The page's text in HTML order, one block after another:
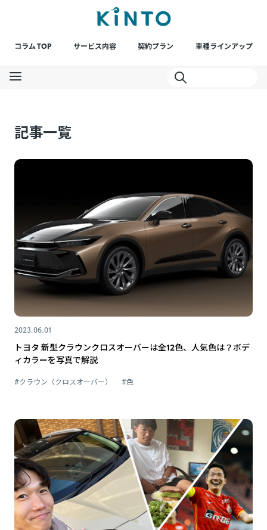
コラム TOP サービス内容 契約プラン 車種ラインアップ
記事一覧
2023.06.01
トヨタ 新型クラウンクロスオーバーは全12色、人気色は？ボデ
ィカラーを写真で解説
#クラウン（クロスオーバー） #色